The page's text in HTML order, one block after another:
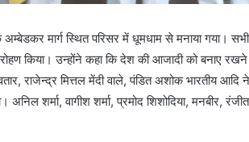
मार्ग स्थित परिसर में धूमधाम से मनाया गया।
किया। उन्होंने कहा कि देश की आजादी को बनाए रखने
राजेन्द्र मित्तल मेंदी वाले, पंडित अशोक भारतीय
शर्मा, वागीश शर्मा, प्रमोद शिशोदिया, मनबीर, रंजीत